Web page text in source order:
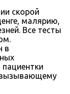
скорой
малярию,
Все тесты
в
вызывающему